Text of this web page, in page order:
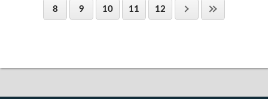
8 9 10 11 12